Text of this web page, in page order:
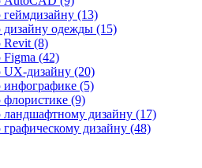
(13)
одежды (15)
(8)
(42)
(20)
(5)
(9)
дизайну (17)
дизайну (48)